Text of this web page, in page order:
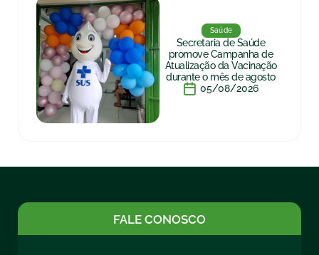
Saúde
Secretaria de Saúde
promove Campanha de
Atualização da Vacinação
durante o mês de agosto
05/08/2026
FALE CONOSCO